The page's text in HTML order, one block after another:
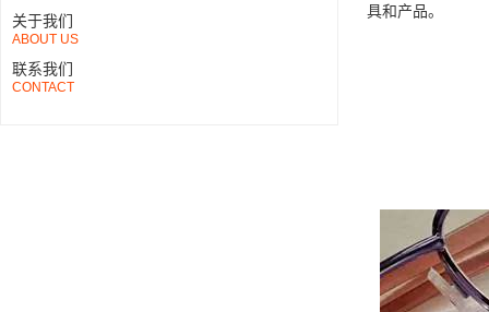
关于我们
ABOUT US
联系我们
CONTACT
具和产品。